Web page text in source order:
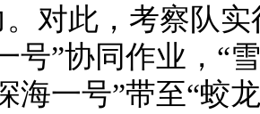
对此，考察队实
号”协同作业，“
海一号”带至“蛟